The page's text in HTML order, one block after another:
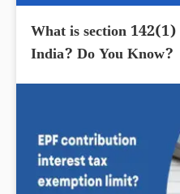
What is section
India? Do You Know?